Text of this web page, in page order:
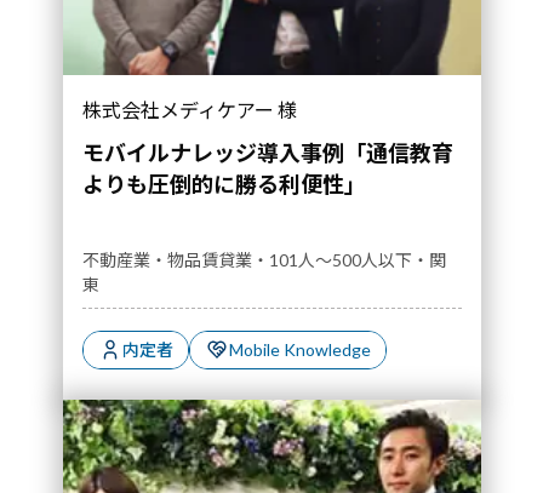
株式会社メディケアー 様
モバイルナレッジ導入事例「通信教育
よりも圧倒的に勝る利便性」
不動産業・物品賃貸業・101人～500人以下・関
東
内定者 Mobile Knowledge